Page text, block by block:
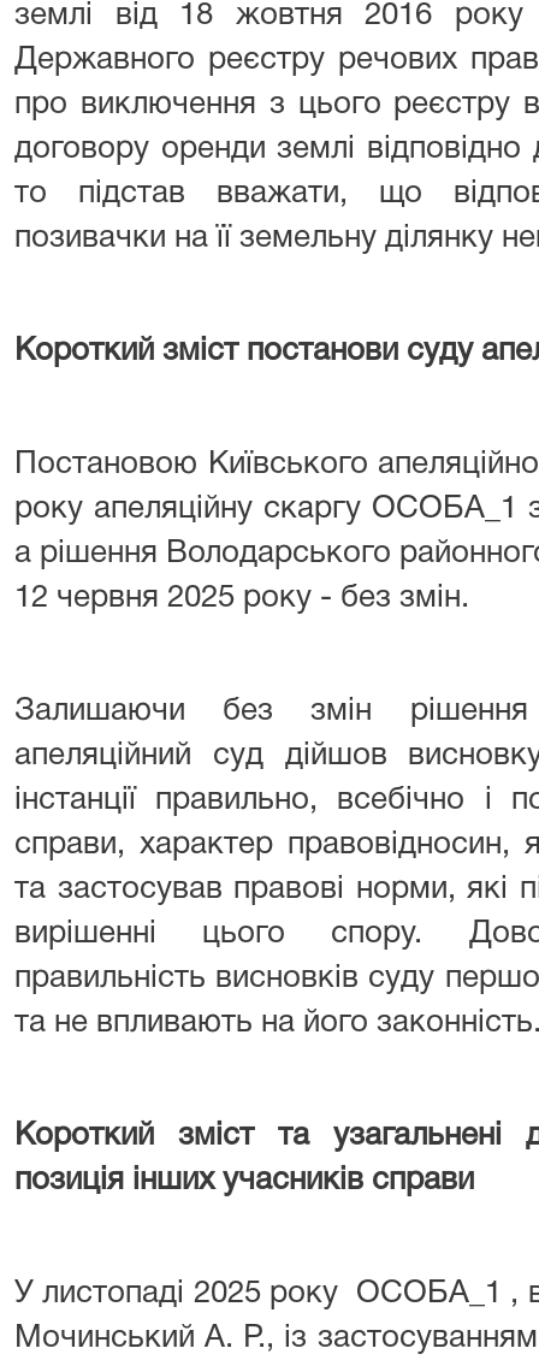
землі від 18 жовтня 2016
Державного реєстру речових
про виключення з цього реєстру
договору оренди землі
то підстав вважати, що
позивачки на її земельну ділянку
Короткий зміст постанови суду
Постановою Київського
року апеляційну скаргу ОСОБА_1
а рішення Володарського
12 червня 2025 року - без змін.
Залишаючи без змін рішення
апеляційний суд дійшов
інстанції правильно, всебічно і
справи, характер правовідносин,
та застосував правові норми, які
вирішенні цього спору.
правильність висновків суду
та не впливають на його
Короткий зміст та узагальнені
позиція інших учасників справи
У листопаді 2025 року ОСОБА_1 , в
Мочинський А. Р., із